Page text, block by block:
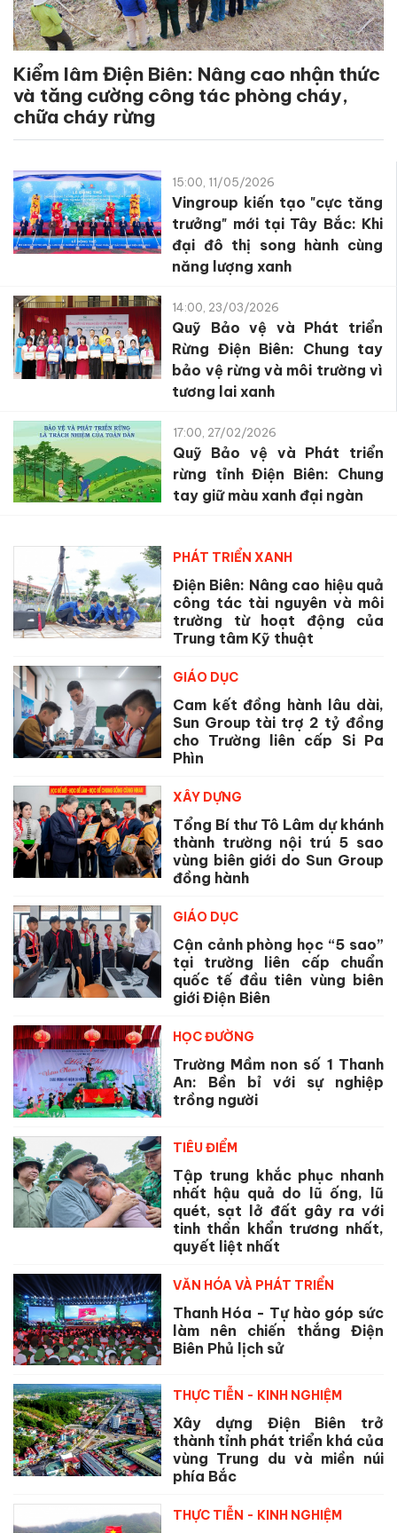
Kiểm lâm Điện Biên: Nâng cao nhận thức
và tăng cường công tác phòng cháy,
chữa cháy rừng
15:00, 11/05/2026
Vingroup kiến tạo "cực tăng
trưởng" mới tại Tây Bắc: Khi
đại đô thị song hành cùng
năng lượng xanh
14:00, 23/03/2026
Quỹ Bảo vệ và Phát triển
Rừng Điện Biên: Chung tay
bảo vệ rừng và môi trường vì
tương lai xanh
17:00, 27/02/2026
Quỹ Bảo vệ và Phát triển
rừng tỉnh Điện Biên: Chung
tay giữ màu xanh đại ngàn
PHÁT TRIỂN XANH
Điện Biên: Nâng cao hiệu quả
công tác tài nguyên và môi
trường từ hoạt động của
Trung tâm Kỹ thuật
GIÁO DỤC
Cam kết đồng hành lâu dài,
Sun Group tài trợ 2 tỷ đồng
cho Trường liên cấp Si Pa
Phìn
XÂY DỰNG
Tổng Bí thư Tô Lâm dự khánh
thành trường nội trú 5 sao
vùng biên giới do Sun Group
đồng hành
GIÁO DỤC
Cận cảnh phòng học “5 sao”
tại trường liên cấp chuẩn
quốc tế đầu tiên vùng biên
giới Điện Biên
HỌC ĐƯỜNG
Trường Mầm non số 1 Thanh
An: Bền bỉ với sự nghiệp
trồng người
TIÊU ĐIỂM
Tập trung khắc phục nhanh
nhất hậu quả do lũ ống, lũ
quét, sạt lở đất gây ra với
tinh thần khẩn trương nhất,
quyết liệt nhất
VĂN HÓA VÀ PHÁT TRIỂN
Thanh Hóa - Tự hào góp sức
làm nên chiến thắng Điện
Biên Phủ lịch sử
THỰC TIỄN - KINH NGHIỆM
Xây dựng Điện Biên trở
thành tỉnh phát triển khá của
vùng Trung du và miền núi
phía Bắc
THỰC TIỄN - KINH NGHIỆM